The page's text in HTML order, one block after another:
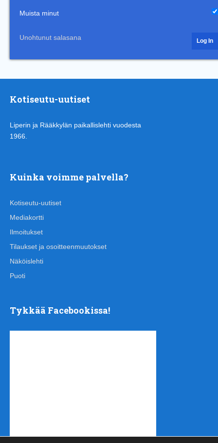
Muista minut
Unohtunut salasana
Kotiseutu-uutiset
Liperin ja Rääkkylän paikallislehti vuodesta
1966.
Kuinka voimme palvella?
Kotiseutu-uutiset
Mediakortti
Ilmoitukset
Tilaukset ja osoitteenmuutokset
Näköislehti
Puoti
Tykkää Facebookissa!